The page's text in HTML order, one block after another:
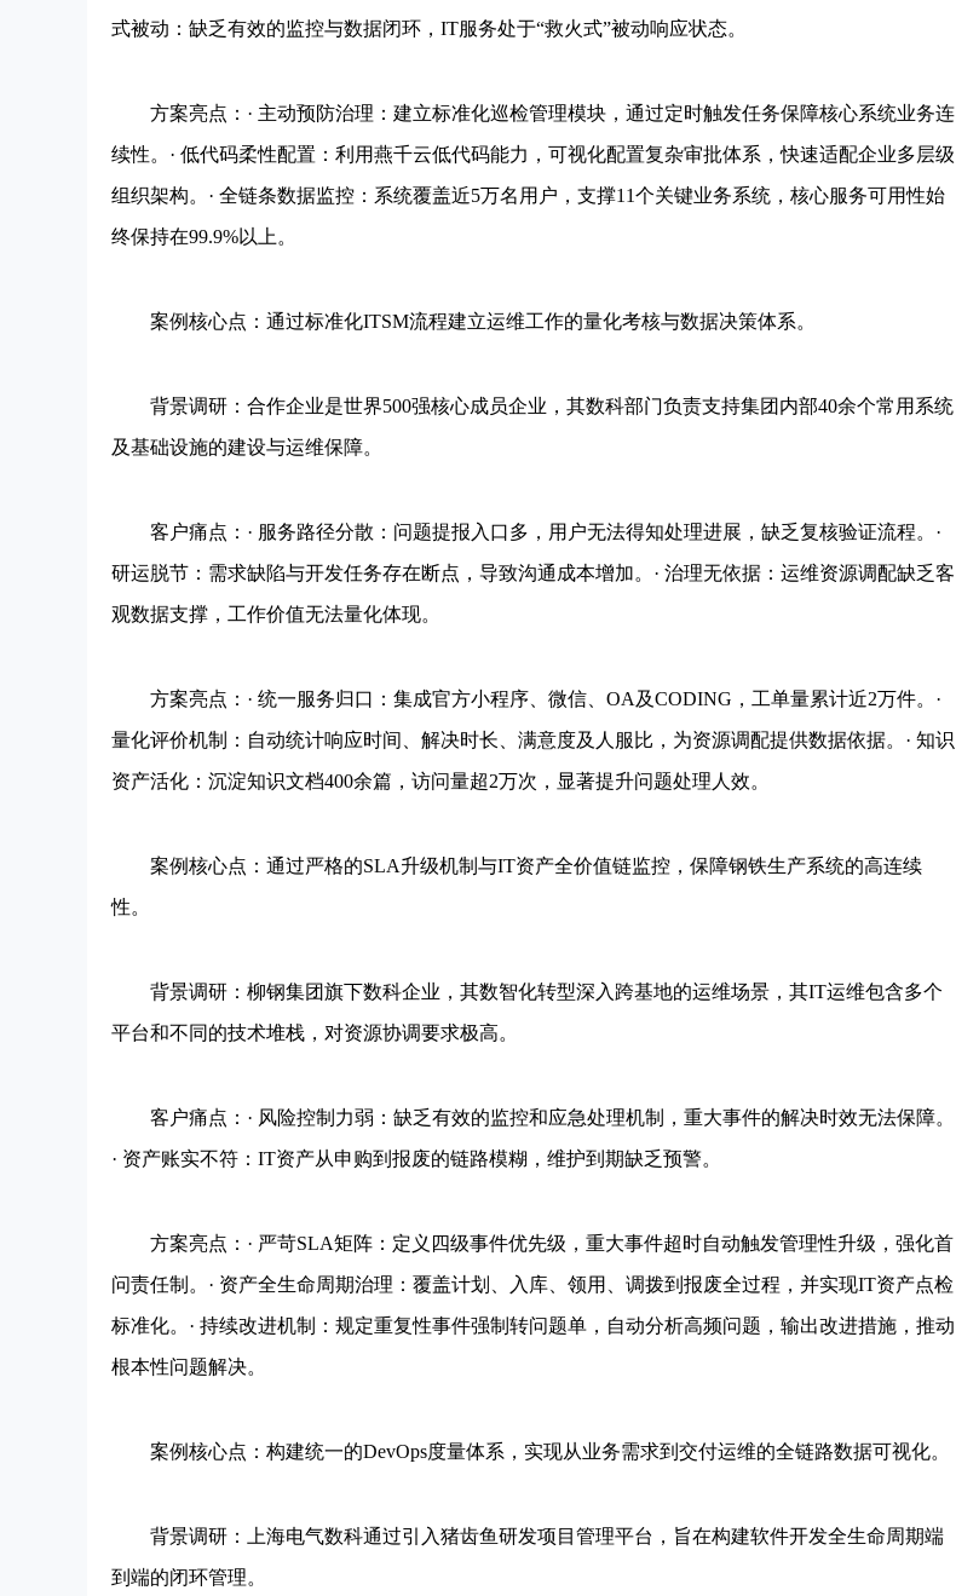
式被动：缺乏有效的监控与数据闭环，IT服务处于“救火式”被动响应状态。
方案亮点：· 主动预防治理：建立标准化巡检管理模块，通过定时触发任务保障核心系统业务连
续性。· 低代码柔性配置：利用燕千云低代码能力，可视化配置复杂审批体系，快速适配企业多层级
组织架构。· 全链条数据监控：系统覆盖近5万名用户，支撑11个关键业务系统，核心服务可用性始
终保持在99.9%以上。
案例核心点：通过标准化ITSM流程建立运维工作的量化考核与数据决策体系。
背景调研：合作企业是世界500强核心成员企业，其数科部门负责支持集团内部40余个常用系统
及基础设施的建设与运维保障。
客户痛点：· 服务路径分散：问题提报入口多，用户无法得知处理进展，缺乏复核验证流程。·
研运脱节：需求缺陷与开发任务存在断点，导致沟通成本增加。· 治理无依据：运维资源调配缺乏客
观数据支撑，工作价值无法量化体现。
方案亮点：· 统一服务归口：集成官方小程序、微信、OA及CODING，工单量累计近2万件。·
量化评价机制：自动统计响应时间、解决时长、满意度及人服比，为资源调配提供数据依据。· 知识
资产活化：沉淀知识文档400余篇，访问量超2万次，显著提升问题处理人效。
案例核心点：通过严格的SLA升级机制与IT资产全价值链监控，保障钢铁生产系统的高连续
性。
背景调研：柳钢集团旗下数科企业，其数智化转型深入跨基地的运维场景，其IT运维包含多个
平台和不同的技术堆栈，对资源协调要求极高。
客户痛点：· 风险控制力弱：缺乏有效的监控和应急处理机制，重大事件的解决时效无法保障。
· 资产账实不符：IT资产从申购到报废的链路模糊，维护到期缺乏预警。
方案亮点：· 严苛SLA矩阵：定义四级事件优先级，重大事件超时自动触发管理性升级，强化首
问责任制。· 资产全生命周期治理：覆盖计划、入库、领用、调拨到报废全过程，并实现IT资产点检
标准化。· 持续改进机制：规定重复性事件强制转问题单，自动分析高频问题，输出改进措施，推动
根本性问题解决。
案例核心点：构建统一的DevOps度量体系，实现从业务需求到交付运维的全链路数据可视化。
背景调研：上海电气数科通过引入猪齿鱼研发项目管理平台，旨在构建软件开发全生命周期端
到端的闭环管理。